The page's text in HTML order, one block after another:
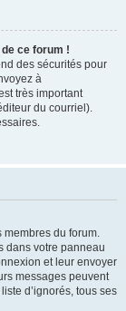
ce forum !
des sécurités pour
à
très important
du courriel).
membres du forum.
dans votre panneau
et leur envoyer
messages peuvent
d’ignorés, tous ses